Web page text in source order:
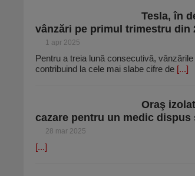
Tesla, în
vânzări pe primul trimestru din
1 apr 2025
Pentru a treia lună consecutivă,
contribuind la cele mai slabe cifre de [...]
Oraş
cazare pentru un medic dispus
28 mar 2025
[...]